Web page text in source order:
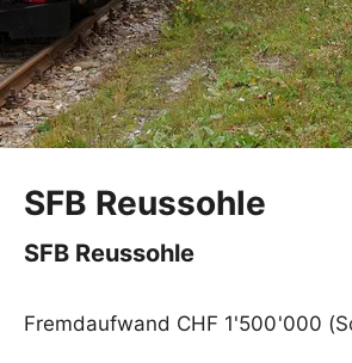
SFB Reussohle
SFB Reussohle
Fremdaufwand CHF 1'500'000